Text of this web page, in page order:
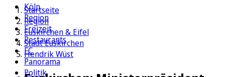
Köln
Region
Freizeit
Restaurants
FC
Panorama
Politik
Startseite
Region
Euskirchen & Eifel
Stadt Euskirchen
Hendrik Wüst